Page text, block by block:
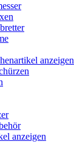
anzeigen
anzeigen